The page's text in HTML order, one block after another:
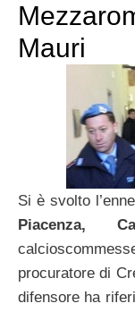
Mauri
Si è svolto
Piacenza,
procuratore di
difensore ha